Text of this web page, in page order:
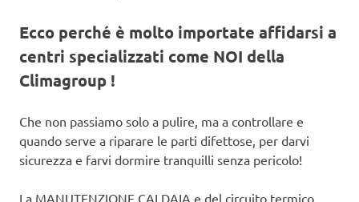
Ecco perché è molto importate affidarsi a
centri specializzati come NOI della
Climagroup !
Che non passiamo solo a pulire, ma a controllare e
quando serve a riparare le parti difettose, per darvi
sicurezza e farvi dormire tranquilli senza pericolo!
La MANUTENZIONE CALDAIA e del circuito termico